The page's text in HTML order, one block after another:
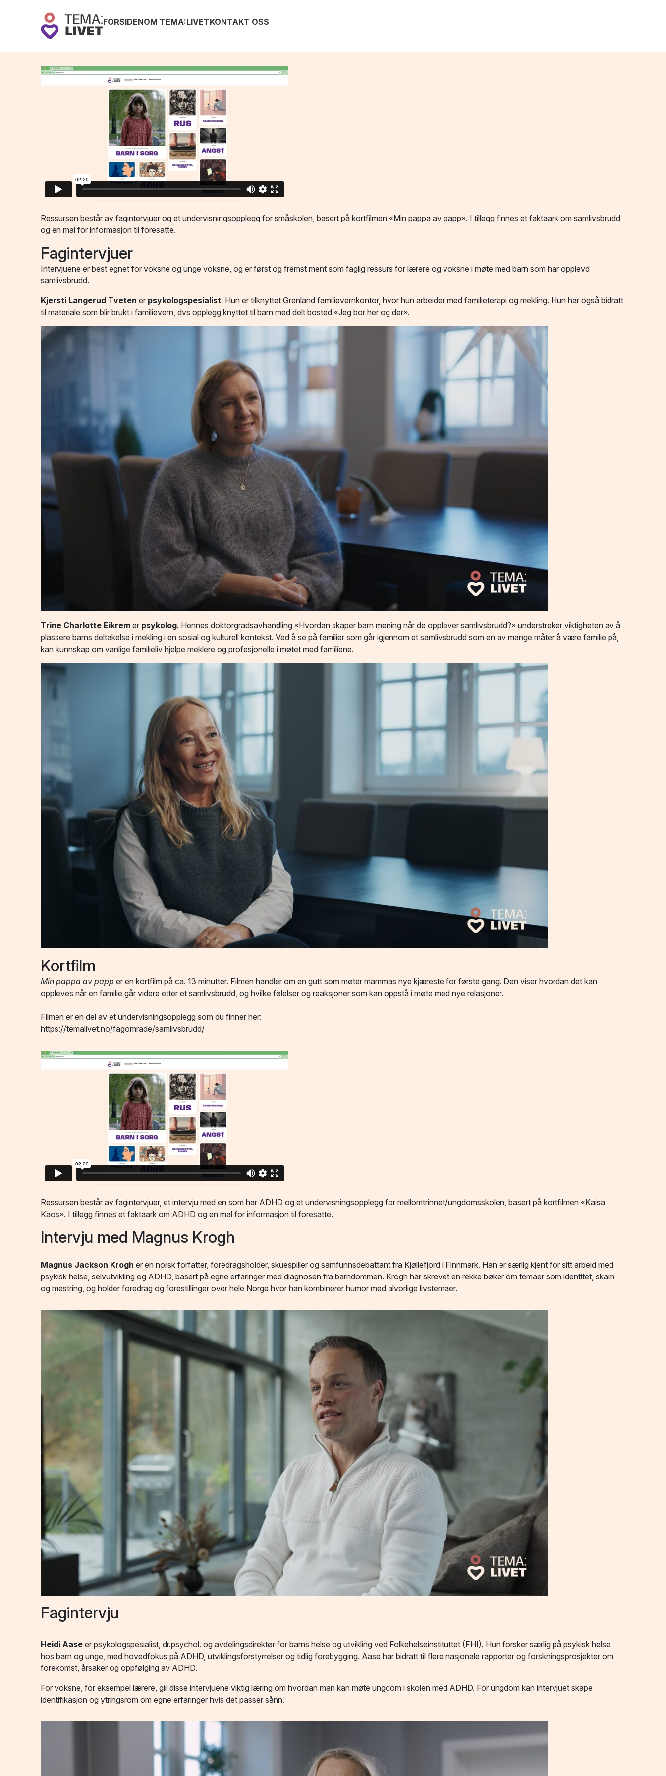
FORSIDENOM TEMA:LIVETKONTAKT OSS
Ressursen består av fagintervjuer og et undervisningsopplegg for småskolen, basert på kortfilmen «Min pappa av papp». I tillegg finnes et faktaark om samlivsbrudd
og en mal for informasjon til foresatte.
Fagintervjuer
Intervjuene er best egnet for voksne og unge voksne, og er først og fremst ment som faglig ressurs for lærere og voksne i møte med barn som har opplevd
samlivsbrudd.
Kjersti Langerud Tveten er psykologspesialist. Hun er tilknyttet Grenland familievernkontor, hvor hun arbeider med familieterapi og mekling. Hun har også bidratt
til materiale som blir brukt i familievern, dvs opplegg knyttet til barn med delt bosted «Jeg bor her og der».
Trine Charlotte Eikrem er psykolog. Hennes doktorgradsavhandling «Hvordan skaper barn mening når de opplever samlivsbrudd?» understreker viktigheten av å
plassere barns deltakelse i mekling i en sosial og kulturell kontekst. Ved å se på familier som går igjennom et samlivsbrudd som en av mange måter å være familie på,
kan kunnskap om vanlige familieliv hjelpe meklere og profesjonelle i møtet med familiene.
Kortfilm
Min pappa av papp er en kortfilm på ca. 13 minutter. Filmen handler om en gutt som møter mammas nye kjæreste for første gang. Den viser hvordan det kan
oppleves når en familie går videre etter et samlivsbrudd, og hvilke følelser og reaksjoner som kan oppstå i møte med nye relasjoner.
Filmen er en del av et undervisningsopplegg som du finner her:
https://temalivet.no/fagomrade/samlivsbrudd/
Ressursen består av fagintervjuer, et intervju med en som har ADHD og et undervisningsopplegg for mellomtrinnet/ungdomsskolen, basert på kortfilmen «Kaisa
Kaos». I tillegg finnes et faktaark om ADHD og en mal for informasjon til foresatte.
Intervju med Magnus Krogh
Magnus Jackson Krogh er en norsk forfatter, foredragsholder, skuespiller og samfunnsdebattant fra Kjøllefjord i Finnmark. Han er særlig kjent for sitt arbeid med
psykisk helse, selvutvikling og ADHD, basert på egne erfaringer med diagnosen fra barndommen. Krogh har skrevet en rekke bøker om temaer som identitet, skam
og mestring, og holder foredrag og forestillinger over hele Norge hvor han kombinerer humor med alvorlige livstemaer.
Fagintervju
Heidi Aase er psykologspesialist, dr.psychol. og avdelingsdirektør for barns helse og utvikling ved Folkehelseinstituttet (FHI). Hun forsker særlig på psykisk helse
hos barn og unge, med hovedfokus på ADHD, utviklingsforstyrrelser og tidlig forebygging. Aase har bidratt til flere nasjonale rapporter og forskningsprosjekter om
forekomst, årsaker og oppfølging av ADHD.
For voksne, for eksempel lærere, gir disse intervjuene viktig læring om hvordan man kan møte ungdom i skolen med ADHD. For ungdom kan intervjuet skape
identifikasjon og ytringsrom om egne erfaringer hvis det passer sånn.